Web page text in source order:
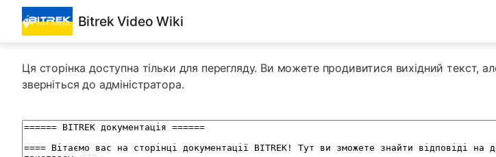
Bitrek Video Wiki
Ця сторінка доступна тільки для перегляду. Ви можете продивитися вихідний
зверніться до адміністратора.